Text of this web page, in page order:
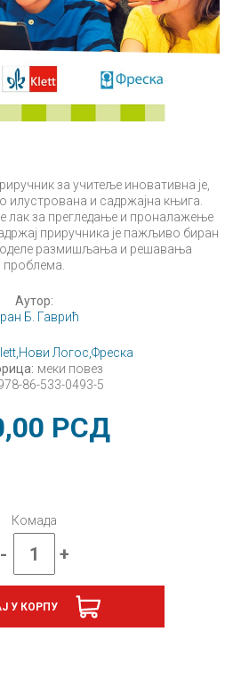
за учитеље иновативна је,
илустрована и садржајна књига.
лак за прегледање и проналажење
приручника је пажљиво биран
размишљања и решавања
проблема.
Аутор:
Б. Гаврић
Нови Логос,Фреска
меки повез
86-533-0493-5
РСД
Комада
-
Пројектна
настава
+
У КОРПУ